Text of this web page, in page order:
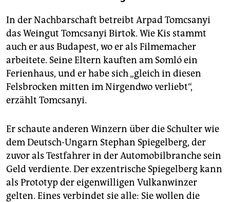
In der Nachbarschaft betreibt Arpad Tomcsanyi
das Weingut Tomcsanyi Birtok. Wie Kis stammt
auch er aus Budapest, wo er als Filmemacher
arbeitete. Seine Eltern kauften am Somló ein
Ferienhaus, und er habe sich „gleich in diesen
Felsbrocken mitten im Nirgendwo verliebt“,
erzählt Tomcsanyi.
Er schaute anderen Winzern über die Schulter wie
dem Deutsch-Ungarn Stephan Spiegelberg, der
zuvor als Testfahrer in der Automobilbranche sein
Geld verdiente. Der exzentrische Spiegelberg kann
als Prototyp der eigenwilligen Vulkanwinzer
gelten. Eines verbindet sie alle: Sie wollen die